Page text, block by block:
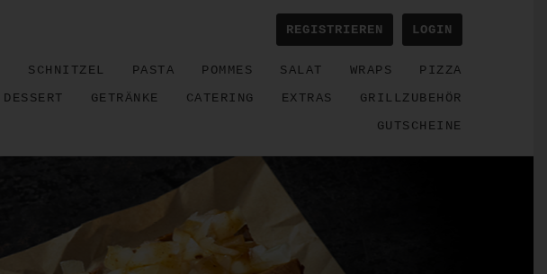
REGISTRIEREN LOGIN
SCHNITZEL PASTA POMMES SALAT WRAPS
PIZZA
DESSERT GETRÄNKE CATERING EXTRAS
GRILLZUBEHÖR
GUTSCHEINE